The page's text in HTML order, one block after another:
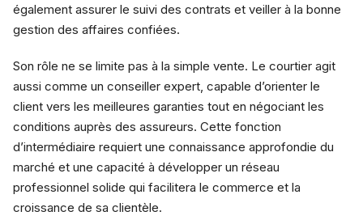
également assurer le suivi des contrats et veiller à la bonne
gestion des affaires confiées.
Son rôle ne se limite pas à la simple vente. Le courtier agit
aussi comme un conseiller expert, capable d’orienter le
client vers les meilleures garanties tout en négociant les
conditions auprès des assureurs. Cette fonction
d’intermédiaire requiert une connaissance approfondie du
marché et une capacité à développer un réseau
professionnel solide qui facilitera le commerce et la
croissance de sa clientèle.